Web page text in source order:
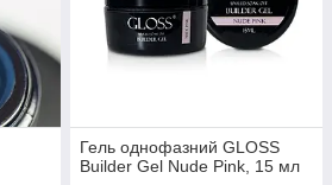
Гель однофазний GLOSS
Builder Gel Nude Pink, 15 мл